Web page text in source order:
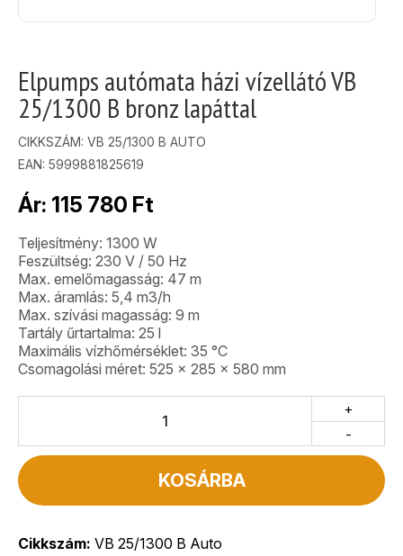
Elpumps autómata házi vízellátó VB
25/1300 B bronz lapáttal
CIKKSZÁM: VB 25/1300 B AUTO
EAN: 5999881825619
Ár: 115 780 Ft
Teljesítmény: 1300 W
Feszültség: 230 V / 50 Hz
Max. emelőmagasság: 47 m
Max. áramlás: 5,4 m3/h
Max. szívási magasság: 9 m
Tartály űrtartalma: 25 l
Maximális vízhőmérséklet: 35 °C
Csomagolási méret: 525 x 285 x 580 mm
-
+
KOSÁRBA
Cikkszám: VB 25/1300 B Auto